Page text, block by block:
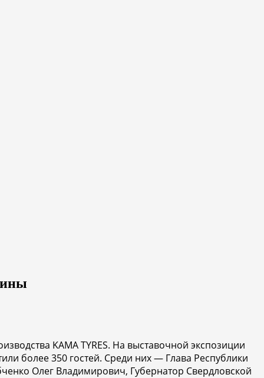
KAMA TYRES. На выставочной экспозиции
более 350 гостей. Среди них — Глава Республики
Олег Владимирович, Губернатор Свердловской